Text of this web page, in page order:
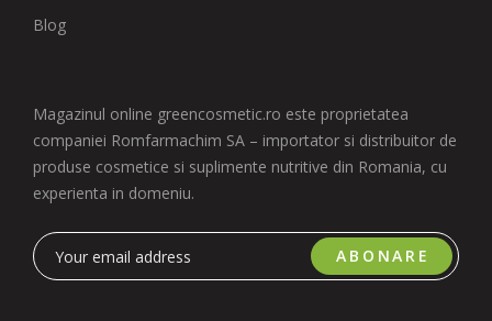
Blog
Magazinul online greencosmetic.ro este proprietatea
companiei Romfarmachim SA – importator si distribuitor de
produse cosmetice si suplimente nutritive din Romania, cu
experienta in domeniu.
ABONARE